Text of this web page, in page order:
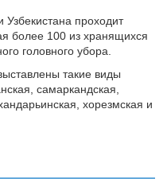
Узбекистана проходит
более 100 из хранящихся
головного убора.
такие виды
самаркандская,
хорезмская и